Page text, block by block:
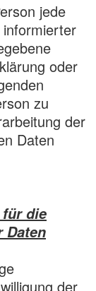
jede
oder
zu
der
Daten
die
Daten
der